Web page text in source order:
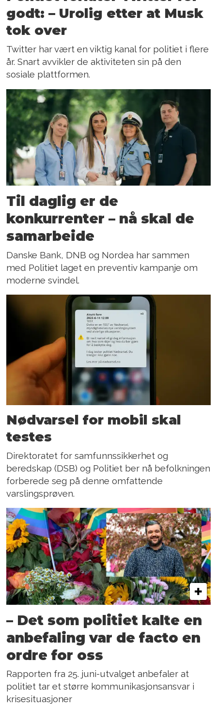
godt: – Urolig etter at Musk
tok over
Twitter har vært en viktig kanal for politiet i flere
år. Snart avvikler de aktiviteten sin på den
sosiale plattformen.
Til daglig er de
konkurrenter – nå skal de
samarbeide
Danske Bank, DNB og Nordea har sammen
med Politiet laget en preventiv kampanje om
moderne svindel.
Nødvarsel for mobil skal
testes
Direktoratet for samfunnssikkerhet og
beredskap (DSB) og Politiet ber nå befolkningen
forberede seg på denne omfattende
varslingsprøven.
– Det som politiet kalte en
anbefaling var de facto en
ordre for oss
Rapporten fra 25. juni-utvalget anbefaler at
politiet tar et større kommunikasjonsansvar i
krisesituasjoner